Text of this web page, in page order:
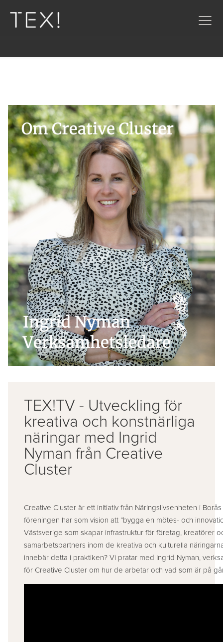
TEX!TV - Utveckling för
kreativa och konstnärliga
näringar med Ingrid
Nyman från Creative
Cluster
Creative Cluster är ett initiativ från Näringslivsenheten i
föreningen har som vision att ”bygga en mötes- och
Västsverige som skapar infrastruktur för företag, kreatörer
samarbetspartners inom de kreativa och kulturella
innebär detta i praktiken? Vi pratar med Ingrid Nyman,
för Creative Cluster om hur de arbetar och vad som är på